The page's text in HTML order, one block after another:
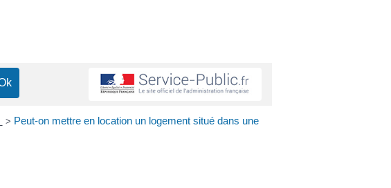
> Peut-on mettre en location un logement situé dans une